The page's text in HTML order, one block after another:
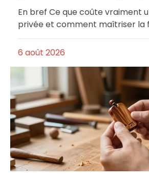
En bref Ce que coûte vraiment
privée et comment maîtriser la
6 août 2026